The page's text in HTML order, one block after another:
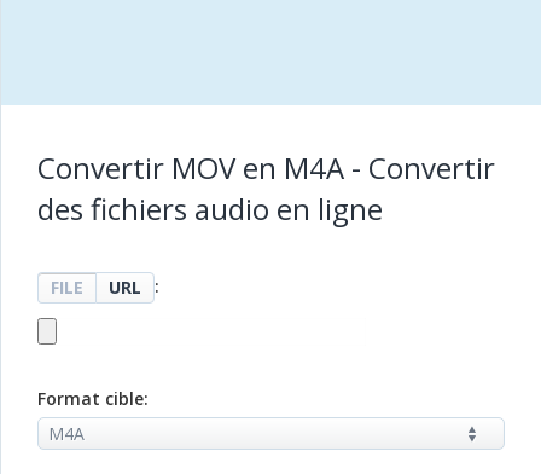
Convertir MOV en M4A - Convertir
des fichiers audio en ligne
FILE URL :
Format cible: